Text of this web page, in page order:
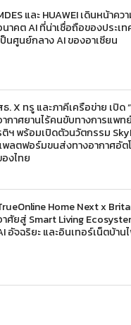
และ HUAWEI เดินหน้าค
นาคต AI ที่น่าเชื่อถือของประเ
ป็นศูนย์กลาง AI ของอาเซียน
ธ. X ทรู และภาคีเครือข่าย เปิด
ากาศยานไร้คนขับทางการแพท
ติฯ พร้อมเปิดตัวนวัตกรรม
พลตฟอร์มขนส่งทางอากาศอัต
องไทย
Home Next x
าศัยสู่ Smart Living
อัจฉริยะ และอินเทอร์เน็ตบ้าน